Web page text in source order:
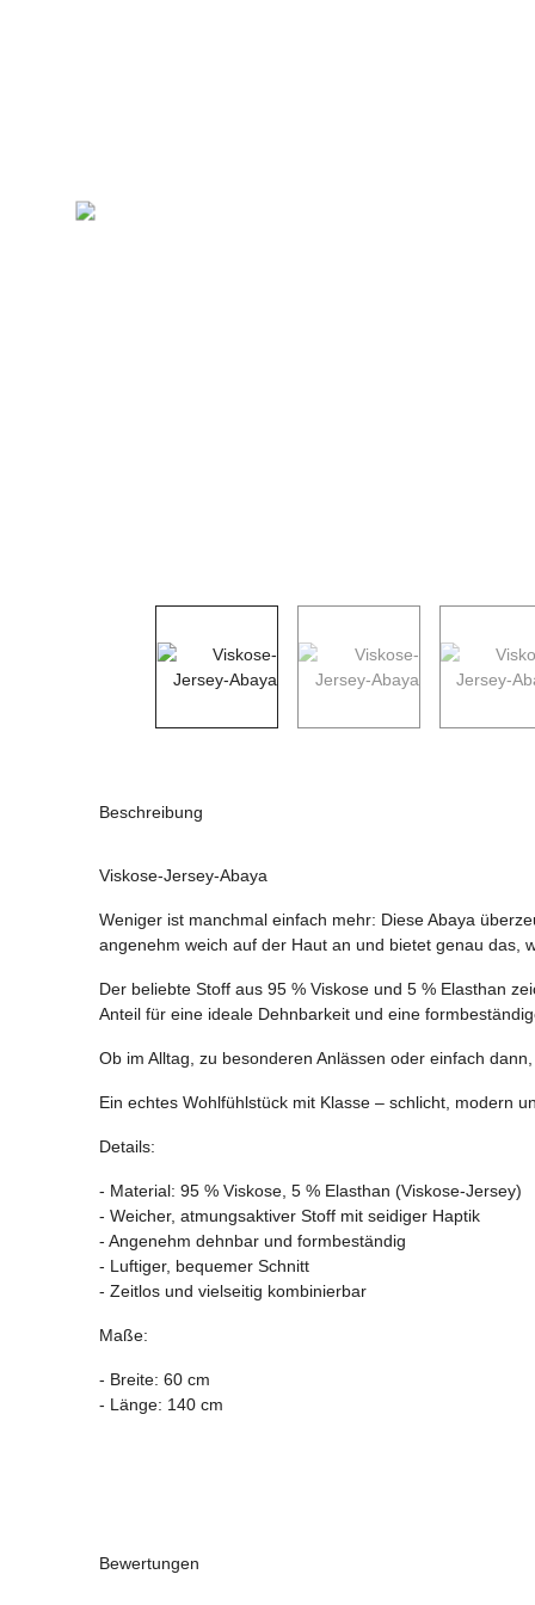
Beschreibung
Viskose-Jersey-Abaya
Weniger ist manchmal einfach mehr: Diese Abaya
angenehm weich auf der Haut an und bietet genau das,
Der beliebte Stoff aus 95 % Viskose und 5 % Elasthan
Anteil für eine ideale Dehnbarkeit und eine
Ob im Alltag, zu besonderen Anlässen oder einfach
Ein echtes Wohlfühlstück mit Klasse – schlicht, modern
Details:
- Material: 95 % Viskose, 5 % Elasthan (Viskose-Jersey)
- Weicher, atmungsaktiver Stoff mit seidiger Haptik
- Angenehm dehnbar und formbeständig
- Luftiger, bequemer Schnitt
- Zeitlos und vielseitig kombinierbar
Maße:
- Breite: 60 cm
- Länge: 140 cm
Bewertungen